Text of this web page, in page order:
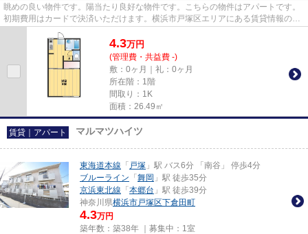
眺めの良い物件です。陽当たり良好な物件です。こちらの物件はアパートです。
初期費用はカードで決済いただけます。横浜市戸塚区エリアにある賃貸情報のこ
となら、地域に密着した当社...
4.3万円
(管理費・共益費 -)
敷：0ヶ月｜礼：0ヶ月
所在階：1階
間取り：1K
面積：26.49㎡
賃貸｜アパート マルマツハイツ
東海道本線 「 戸塚 」駅 バス6分 「南谷」 停歩4分
ブルーライン 「 舞岡 」駅 徒歩35分
京浜東北線 「 本郷台 」駅 徒歩39分
神奈川県横浜市戸塚区下倉田町
4.3万円
築年数：築38年 ｜募集中： 1室